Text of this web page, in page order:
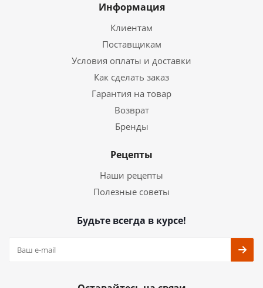
Информация
Клиентам
Поставщикам
Условия оплаты и доставки
Как сделать заказ
Гарантия на товар
Возврат
Бренды
Рецепты
Наши рецепты
Полезные советы
Будьте всегда в курсе!